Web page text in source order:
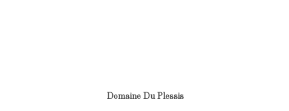
Domaine Du Plessis